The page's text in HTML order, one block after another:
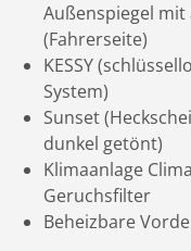
Außenspiegel
(Fahrerseite)
KESSY
System)
Sunset
dunkel getönt)
Klimaanlage
Geruchsfilter
Beheizbare